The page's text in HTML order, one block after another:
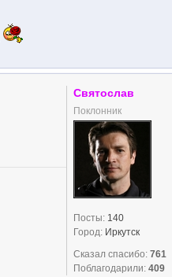
Святослав
Поклонник
Посты: 140
Город: Иркутск
Сказал спасибо: 761
Поблагодарили: 409